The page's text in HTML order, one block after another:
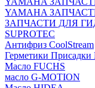
YAMAHA
ЗАПЧАСТИ ДЛЯ
SUPROTEC
Антифриз CoolStream
Герметики
Масло FUCHS
масло G-MOTION